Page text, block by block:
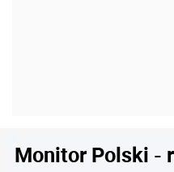
Monitor Polski -